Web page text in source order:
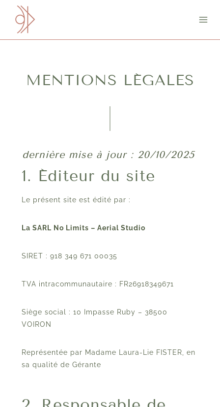
contenu
MENTIONS LÉGALES
dernière mise à jour : 20/10/2025
1. Éditeur du site
Le présent site est édité par :
La SARL No Limits – Aerial Studio
SIRET : 918 349 671 00035
TVA intracommunautaire : FR26918349671
Siège social : 10 Impasse Ruby – 38500
VOIRON
Représentée par Madame Laura-Lie FISTER, en
sa qualité de Gérante